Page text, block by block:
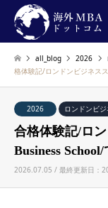
all_blog 2026
格体験記/ロンドンビジネス
2026 ロンドンビ
合格体験記/ロ
Business
2026.07.05 / 最終更新日：